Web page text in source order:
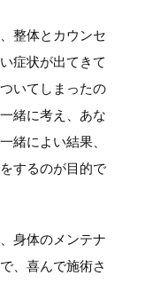
整体とカウンセ
症状が出てきて
いてしまったの
緒に考え、あな
緒によい結果、
するのが目的で
身体のメンテナ
、喜んで施術さ